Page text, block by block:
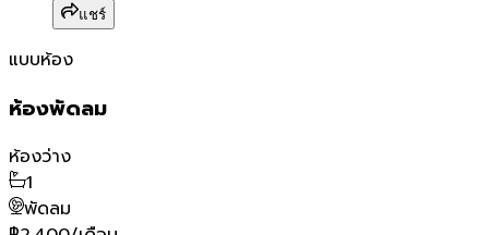
แชร์
แบบห้อง
ห้องพัดลม
ห้องว่าง
1
พัดลม